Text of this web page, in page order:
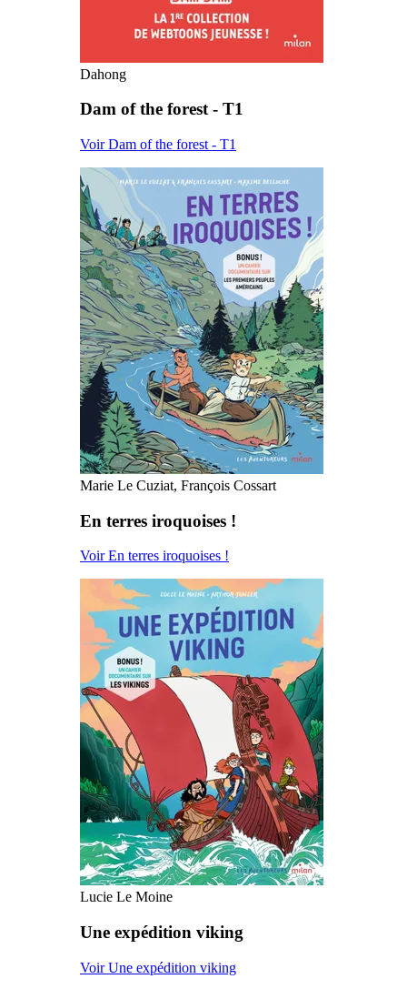
Dahong
Dam of the forest - T1
Voir Dam of the forest - T1
Marie Le Cuziat, François Cossart
En terres iroquoises !
Voir En terres iroquoises !
Lucie Le Moine
Une expédition viking
Voir Une expédition viking